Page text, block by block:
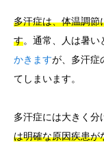
多汗症は、体温調節
す。通常、人は暑い
かきますが、多汗症
てしまいます。
多汗症には大きく分
は明確な原因疾患が